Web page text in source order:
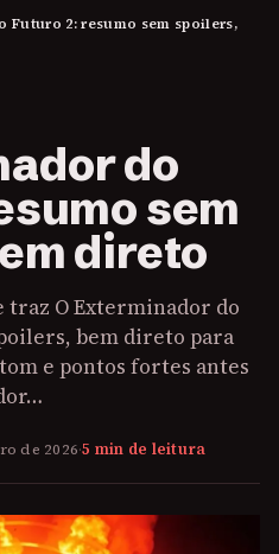
Futuro 2: resumo sem spoilers,
do
sem
direto
O Exterminador do
bem direto para
e pontos fortes antes
de 2026·5 min de leitura